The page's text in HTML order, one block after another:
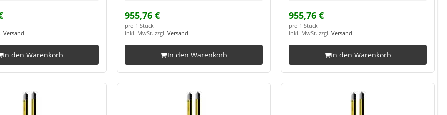
Versand
In den Warenkorb
955,76 €
pro 1 Stück
inkl. MwSt. zzgl. Versand
In den Warenkorb
955,76 €
pro 1 Stück
inkl. MwSt. zzgl. Versand
In den Warenkorb